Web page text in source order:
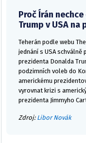
Proč Írán
Trump v USA
Teherán podle webu
jednání s USA
prezidenta Donalda
podzimních voleb do
americkému
vyrovnat krizi s
prezidenta Jimmyho
Zdroj: Libor Novák